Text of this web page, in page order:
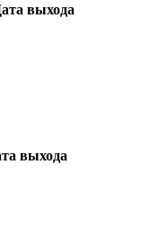
выхода
выхода